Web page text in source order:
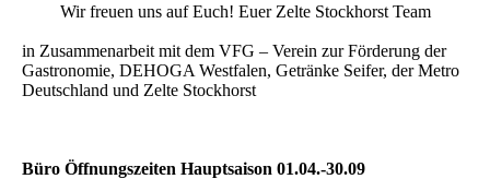
Wir freuen uns auf Euch! Euer Zelte Stockhorst Team
in Zusammenarbeit mit dem VFG – Verein zur Förderung der
Gastronomie, DEHOGA Westfalen, Getränke Seifer, der Metro
Deutschland und Zelte Stockhorst
Büro Öffnungszeiten Hauptsaison 01.04.-30.09